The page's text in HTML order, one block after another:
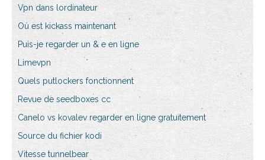
Vpn dans lordinateur
Où est kickass maintenant
Puis-je regarder un & e en ligne
Limevpn
Quels putlockers fonctionnent
Revue de seedboxes cc
Canelo vs kovalev regarder en ligne gratuitement
Source du fichier kodi
Vitesse tunnelbear